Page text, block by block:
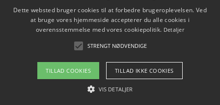
Hvor finder jeg nemme måltidskasser i Vejle
Om / kontakt
Blog Betingelser
Dette websted bruger cookies til at forbedre brugeroplevelsen. Ved
at bruge vores hjemmeside accepterer du alle cookies i
overensstemmelse med vores cookiepolitik. Detaljer
STRENGT NØDVENDIGE
TILLAD COOKIES TILLAD IKKE COOKIES
VIS DETALJER